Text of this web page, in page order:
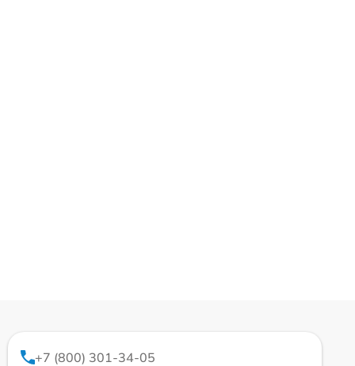
+7 (800) 301-34-05